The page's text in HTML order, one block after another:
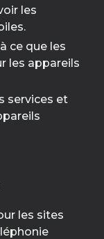
les
ce que les
les appareils
services et
les sites